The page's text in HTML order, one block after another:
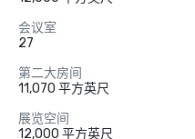
会议室
27
第二大房间
11,070 平方英尺
展览空间
12,000 平方英尺